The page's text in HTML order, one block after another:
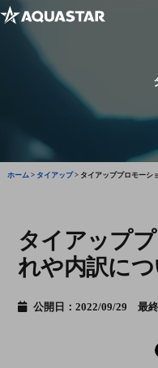
ホーム> タイアップ> タイアッププロモーシ
タイアップ
れや内訳につ
公開日：2022/09/29 最